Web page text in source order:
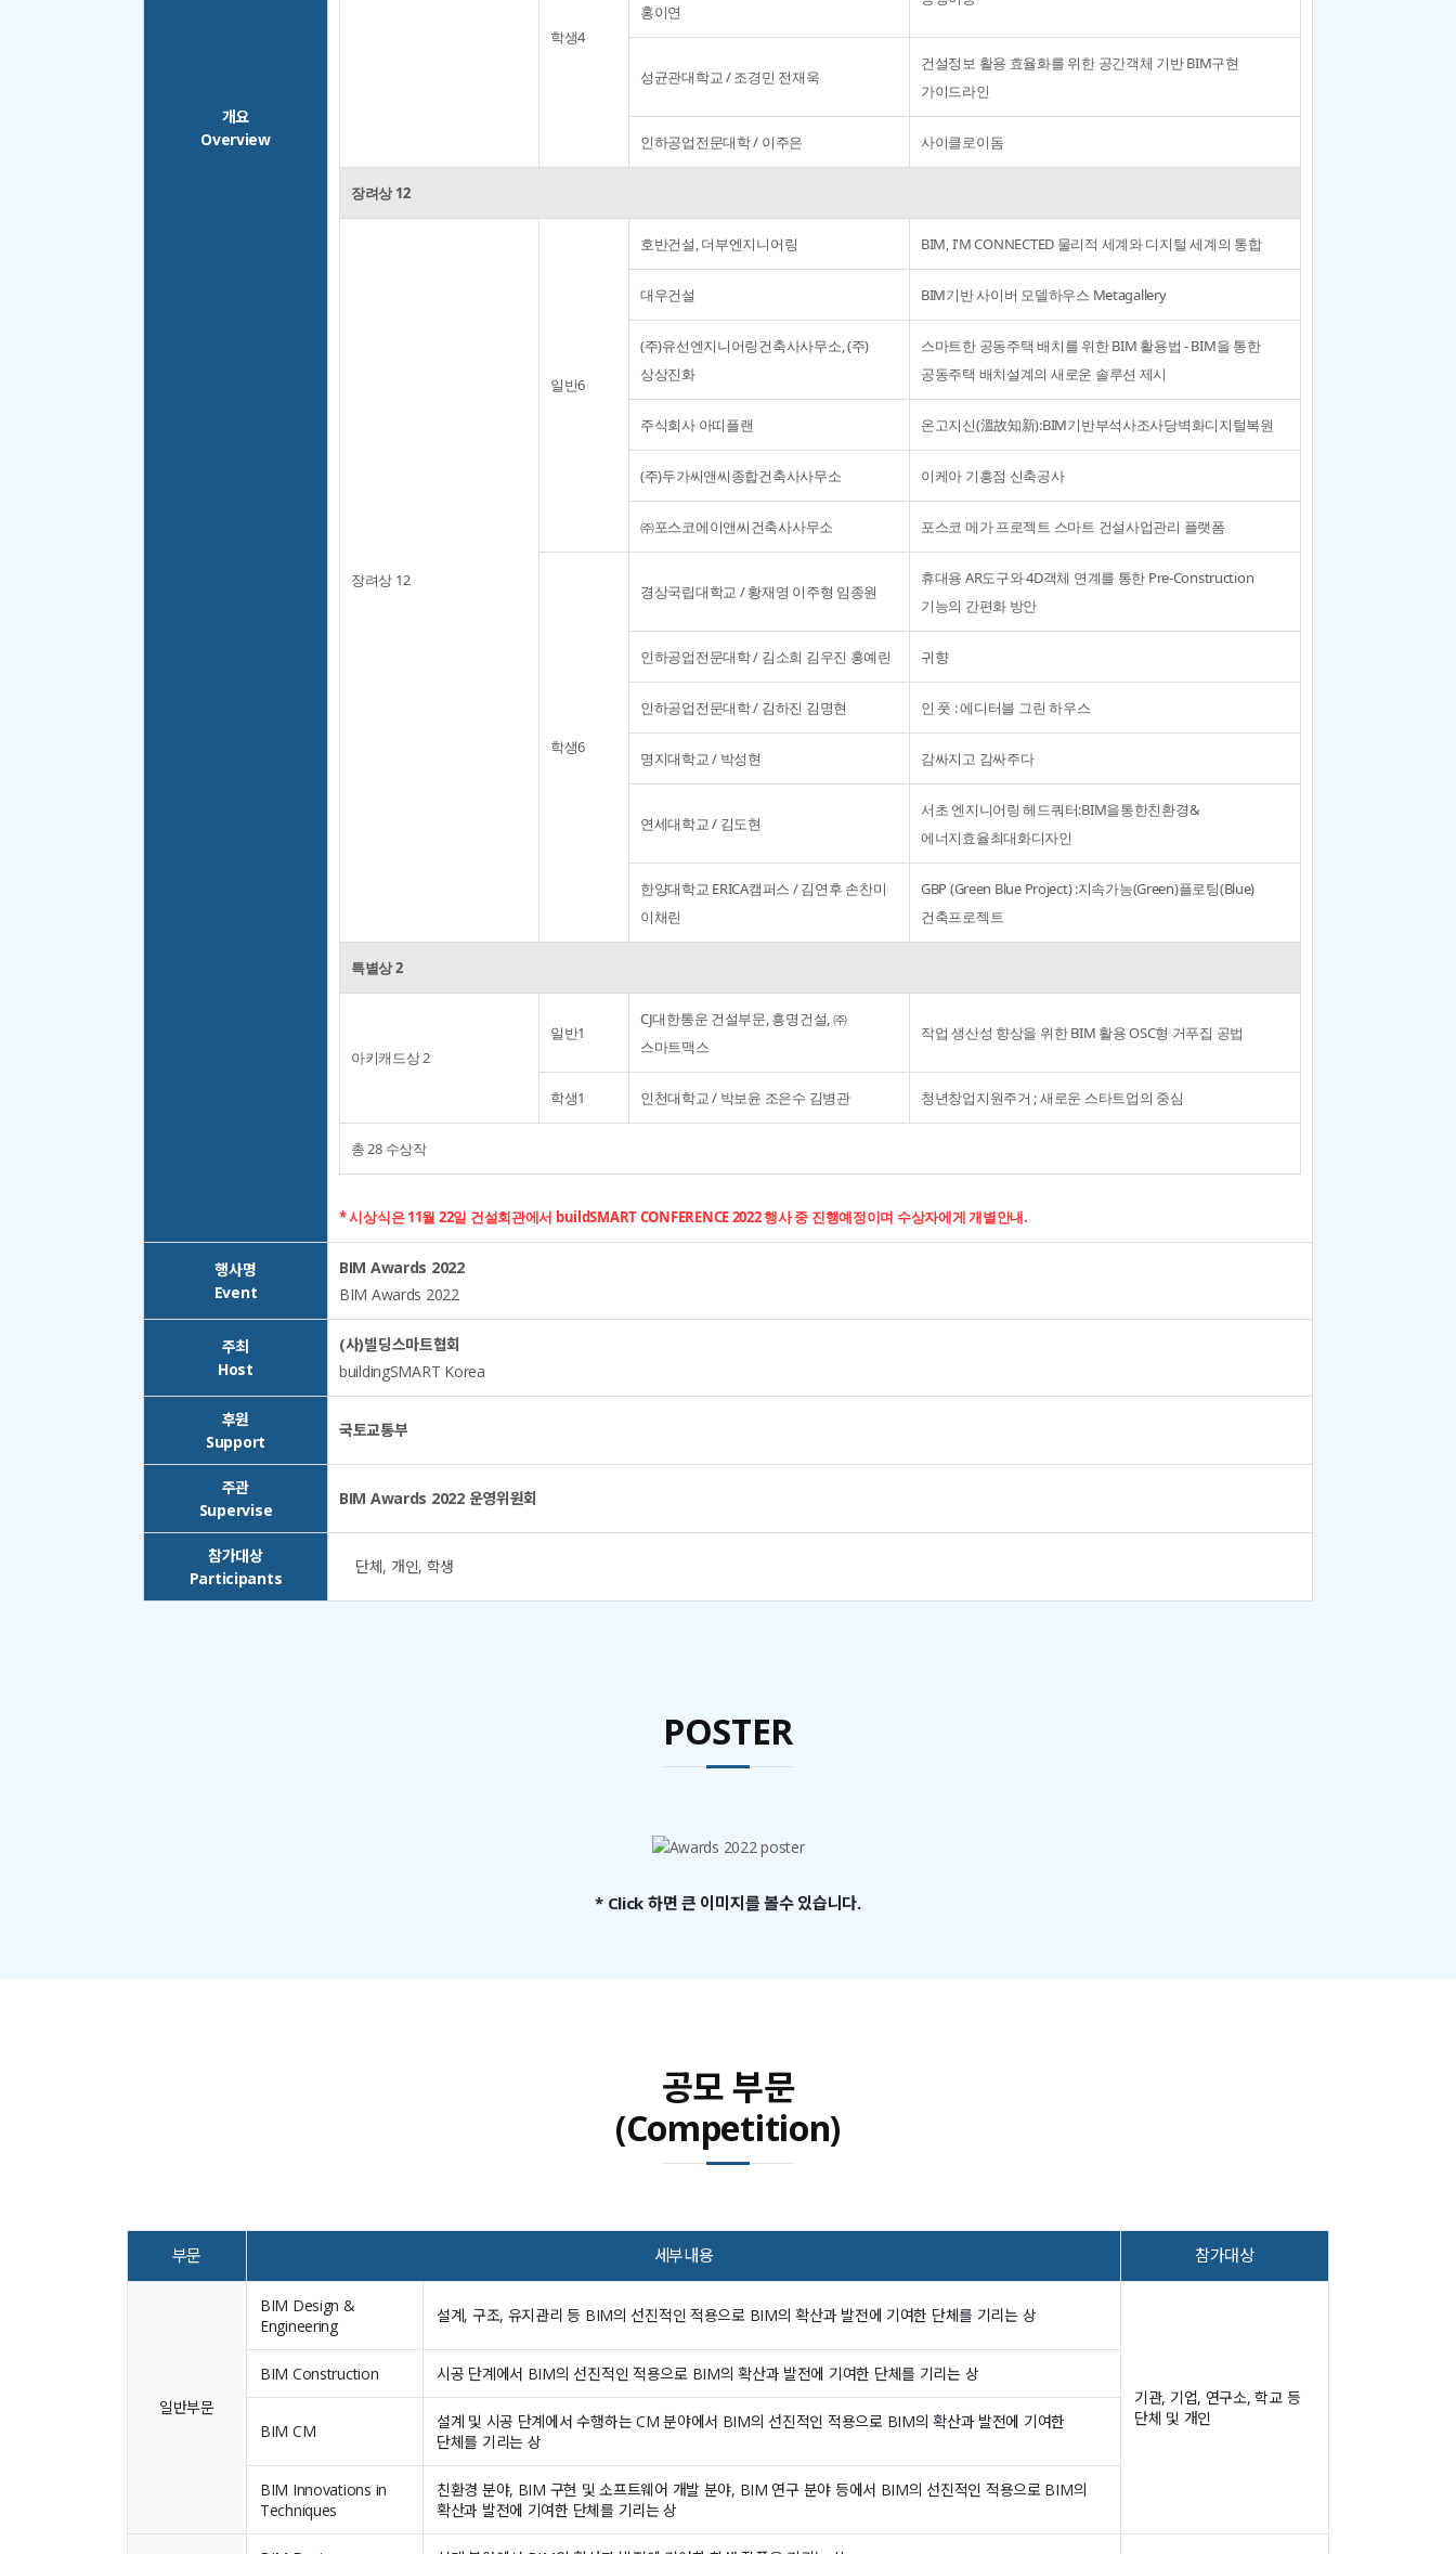
개요
Overview
학생4
홍이연
성균관대학교 / 조경민 전재욱
건설정보 활용 효율화를 위한 공간객체 기반 BIM구현
가이드라인
인하공업전문대학 / 이주은 사이클로이돔
장려상 12
장려상 12
일반6
호반건설, 더부엔지니어링 BIM, I'M CONNECTED 물리적 세계와 디지털 세계의 통합
대우건설 BIM기반 사이버 모델하우스 Metagallery
(주)유선엔지니어링건축사사무소, (주)
상상진화
스마트한 공동주택 배치를 위한 BIM 활용법 - BIM을 통한
공동주택 배치설계의 새로운 솔루션 제시
주식회사 아띠플랜 온고지신(溫故知新):BIM기반부석사조사당벽화디지털복원
(주)두가씨앤씨종합건축사사무소 이케아 기흥점 신축공사
㈜포스코에이앤씨건축사사무소 포스코 메가 프로젝트 스마트 건설사업관리 플랫폼
학생6
경상국립대학교 / 황재영 이주형 임종원
휴대용 AR도구와 4D객체 연계를 통한 Pre-Construction
기능의 간편화 방안
인하공업전문대학 / 김소희 김우진 홍예린 귀향
인하공업전문대학 / 김하진 김명현 인 풋 : 에디터블 그린 하우스
명지대학교 / 박성현 감싸지고 감싸주다
연세대학교 / 김도현
서초 엔지니어링 헤드쿼터:BIM을통한친환경&
에너지효율최대화디자인
한양대학교 ERICA캠퍼스 / 김연후 손찬미
이채린
GBP (Green Blue Project) :지속가능(Green)플로팅(Blue)
건축프로젝트
특별상 2
아키캐드상 2
일반1
CJ대한통운 건설부문, 흥명건설, ㈜
스마트맥스
작업 생산성 향상을 위한 BIM 활용 OSC형 거푸집 공법
학생1 인천대학교 / 박보윤 조은수 김병관 청년창업지원주거 ; 새로운 스타트업의 중심
총 28 수상작
* 시상식은 11월 22일 건설회관에서 buildSMART CONFERENCE 2022 행사 중 진행예정이며 수상자에게 개별안내.
행사명
Event
BIM Awards 2022
BIM Awards 2022
주최
Host
(사)빌딩스마트협회
buildingSMART Korea
후원
Support
국토교통부
주관
Supervise
BIM Awards 2022 운영위원회
참가대상
Participants
단체, 개인, 학생
POSTER
* Click 하면 큰 이미지를 볼수 있습니다.
공모 부문
(Competition)
부문 세부내용 참가대상
일반부문
BIM Design &
Engineering
설계, 구조, 유지관리 등 BIM의 선진적인 적용으로 BIM의 확산과 발전에 기여한 단체를 기리는 상
기관, 기업, 연구소, 학교 등
단체 및 개인
BIM Construction 시공 단계에서 BIM의 선진적인 적용으로 BIM의 확산과 발전에 기여한 단체를 기리는 상
BIM CM
설계 및 시공 단계에서 수행하는 CM 분야에서 BIM의 선진적인 적용으로 BIM의 확산과 발전에 기여한
단체를 기리는 상
BIM Innovations in
Techniques
친환경 분야, BIM 구현 및 소프트웨어 개발 분야, BIM 연구 분야 등에서 BIM의 선진적인 적용으로 BIM의
확산과 발전에 기여한 단체를 기리는 상